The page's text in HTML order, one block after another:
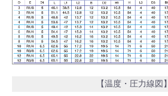
【温度・圧力線図】